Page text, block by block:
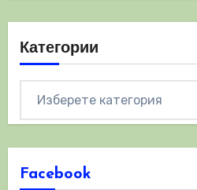
Категории
Facebook